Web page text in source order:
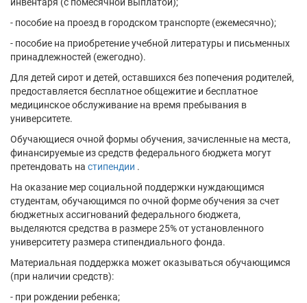
- пособие на проезд в городском транспорте (ежемесячно);
- пособие на приобретение учебной литературы и письменных
принадлежностей (ежегодно).
Для детей сирот и детей, оставшихся без попечения родителей,
предоставляется бесплатное общежитие и бесплатное
медицинское обслуживание на время пребывания в
университете.
Обучающиеся очной формы обучения, зачисленные на места,
финансируемые из средств федерального бюджета могут
претендовать на стипендии .
На оказание мер социальной поддержки нуждающимся
студентам, обучающимся по очной форме обучения за счет
бюджетных ассигнований федерального бюджета,
выделяются средства в размере 25% от установленного
университету размера стипендиального фонда.
Материальная поддержка может оказываться обучающимся
(при наличии средств):
- при рождении ребенка;